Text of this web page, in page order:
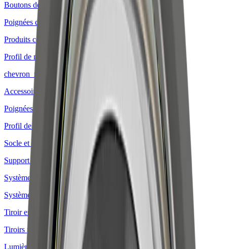
Boutons de meublex
Poignées de meubles
Produits complémentaires
Profil de meuble
chevron_right
Accessoires pour poignées encastrées
Poignées encastrées
Profil de poignée
Socle et pieds de table
Support de barre
Système de suspension
Systèmes de rayonnages
Tiroir en bois massif
Tiroirs prêts à l'emploi
Lumière et électricité